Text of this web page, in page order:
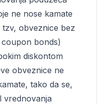
ne nose kamate
obveznice bez
bonds)
diskontom
obveznice ne
tako da se,
vrednovanja